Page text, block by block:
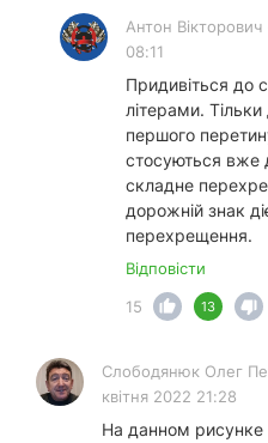
Антон Вікторович
08:11
Придивіться до
літерами.
першого
стосуються вже
складне
дорожній знак
перехрещення.
Відповісти
15
13
Слободянюк Олег
квітня 2022 21:28
На данном